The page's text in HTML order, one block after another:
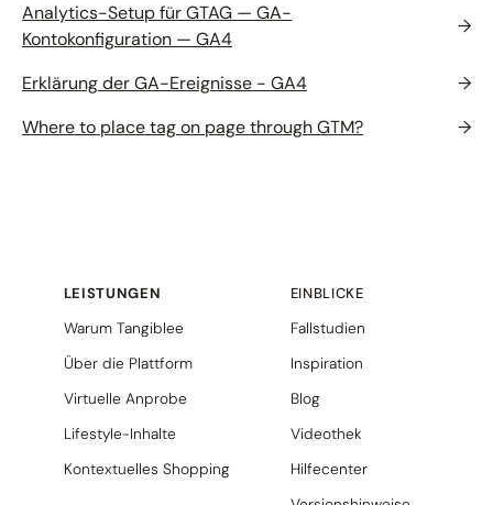
Analytics-Setup für GTAG — GA-
Kontokonfiguration — GA4
→
Erklärung der GA-Ereignisse - GA4
→
Where to place tag on page through GTM?
→
LEISTUNGEN
Warum Tangiblee
Über die Plattform
Virtuelle Anprobe
Lifestyle-Inhalte
Kontextuelles Shopping
EINBLICKE
Fallstudien
Inspiration
Blog
Videothek
Hilfecenter